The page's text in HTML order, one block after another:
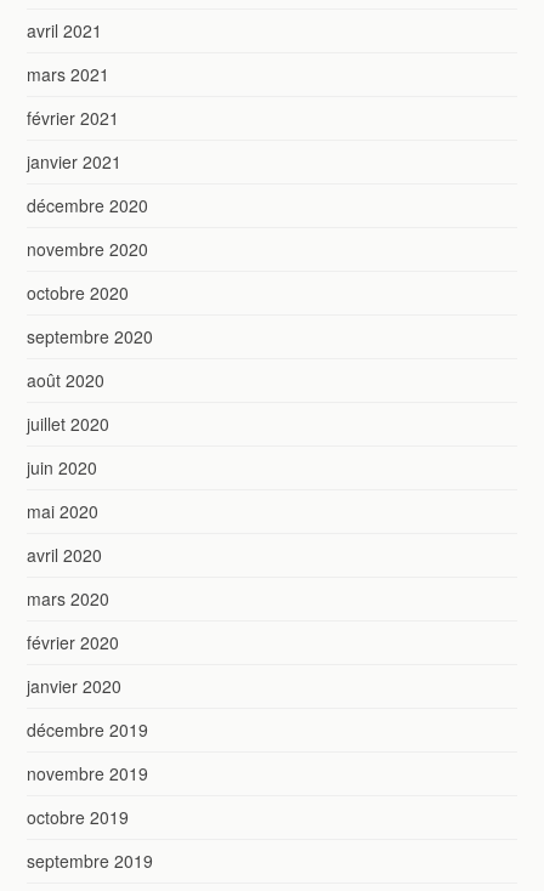
avril 2021
mars 2021
février 2021
janvier 2021
décembre 2020
novembre 2020
octobre 2020
septembre 2020
août 2020
juillet 2020
juin 2020
mai 2020
avril 2020
mars 2020
février 2020
janvier 2020
décembre 2019
novembre 2019
octobre 2019
septembre 2019